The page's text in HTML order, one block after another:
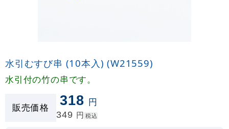
水引むすび串 (10本入) (W21559)
水引付の竹の串です。
販売価格 318 円
349 円 税込